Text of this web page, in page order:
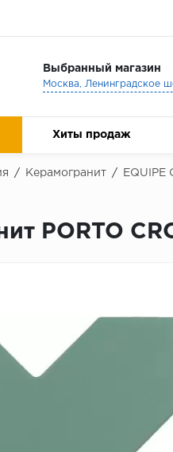
Выбранный магазин
Хиты продаж
/ Керамогранит / EQUIPE
PORTO